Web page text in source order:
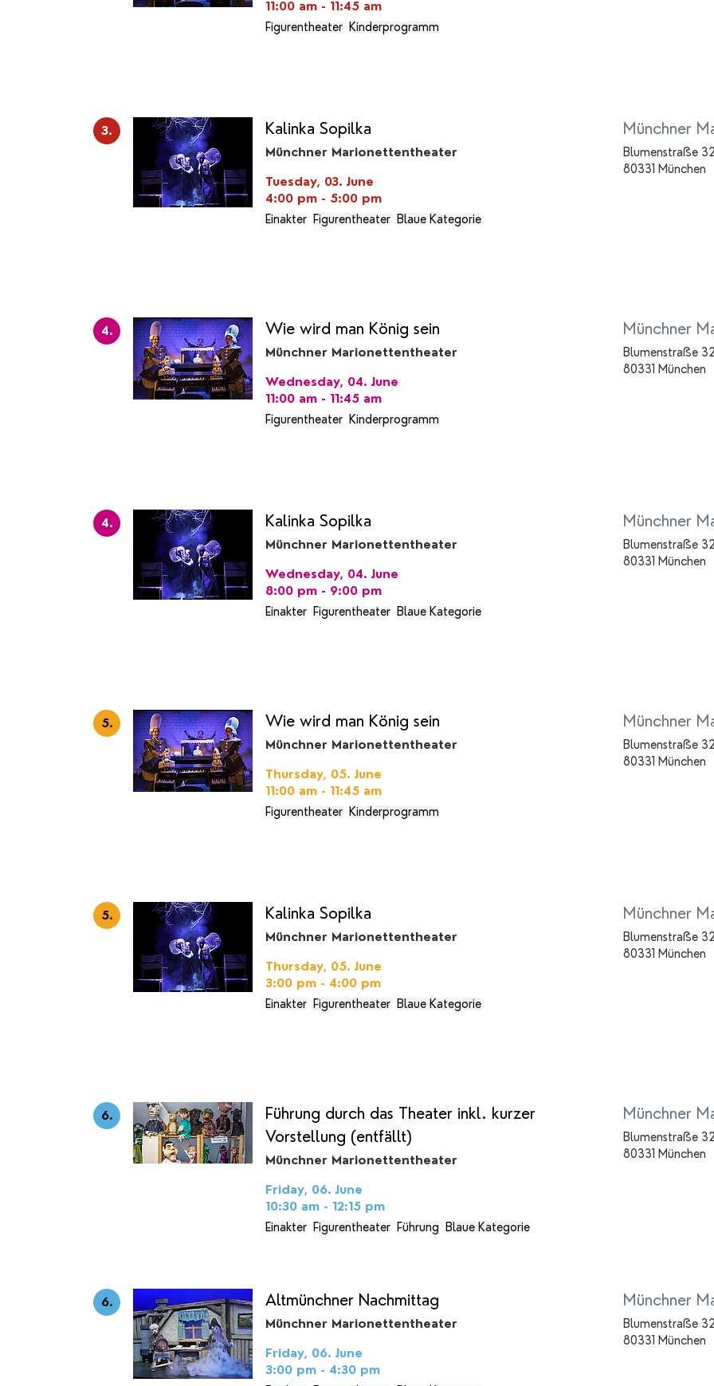
11:00 am - 11:45 am
Figurentheater Kinderprogramm
3. Kalinka Sopilka
Münchner Marionettentheater
Tuesday, 03. June
4:00 pm - 5:00 pm
Einakter Figurentheater Blaue Kategorie
Münchner
Blumenstraße 32
80331 München
4. Wie wird man König sein
Münchner Marionettentheater
Wednesday, 04. June
11:00 am - 11:45 am
Figurentheater Kinderprogramm
Münchner
Blumenstraße 32
80331 München
4. Kalinka Sopilka
Münchner Marionettentheater
Wednesday, 04. June
8:00 pm - 9:00 pm
Einakter Figurentheater Blaue Kategorie
Münchner
Blumenstraße 32
80331 München
5. Wie wird man König sein
Münchner Marionettentheater
Thursday, 05. June
11:00 am - 11:45 am
Figurentheater Kinderprogramm
Münchner
Blumenstraße 32
80331 München
5. Kalinka Sopilka
Münchner Marionettentheater
Thursday, 05. June
3:00 pm - 4:00 pm
Einakter Figurentheater Blaue Kategorie
Münchner
Blumenstraße 32
80331 München
6.
Führung durch das Theater inkl. kurzer
Vorstellung (entfällt)
Münchner Marionettentheater
Friday, 06. June
10:30 am - 12:15 pm
Einakter Figurentheater Führung Blaue Kategorie
Münchner
Blumenstraße 32
80331 München
6. Altmünchner Nachmittag
Münchner Marionettentheater
Friday, 06. June
3:00 pm - 4:30 pm
Münchner
Blumenstraße 32
80331 München